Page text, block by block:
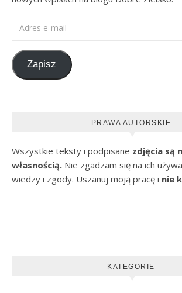
Zapisz
PRAWA AUTORSKIE
Wszystkie teksty i podpisane zdjęcia są
własnością. Nie zgadzam się na ich
wiedzy i zgody. Uszanuj moją pracę i nie
KATEGORIE